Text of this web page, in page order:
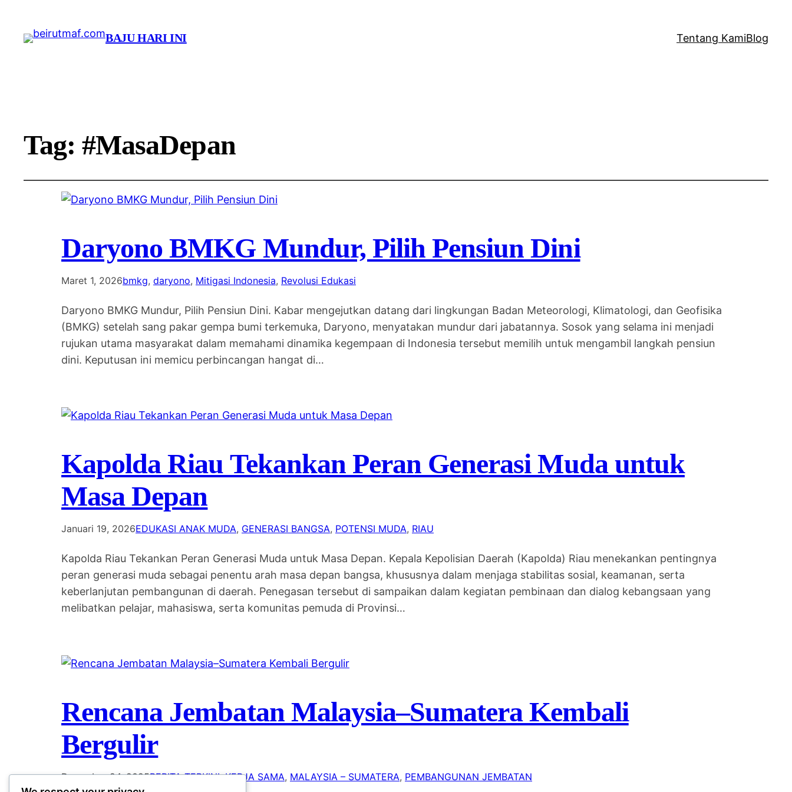
BAJU HARI INI Tentang KamiBlog
Tag:#MasaDepan
Daryono BMKG Mundur, Pilih Pensiun Dini
Maret 1, 2026bmkg, daryono, Mitigasi Indonesia, Revolusi Edukasi
Daryono BMKG Mundur, Pilih Pensiun Dini. Kabar mengejutkan datang dari lingkungan Badan Meteorologi, Klimatologi, dan Geofisika
(BMKG) setelah sang pakar gempa bumi terkemuka, Daryono, menyatakan mundur dari jabatannya. Sosok yang selama ini menjadi
rujukan utama masyarakat dalam memahami dinamika kegempaan di Indonesia tersebut memilih untuk mengambil langkah pensiun
dini. Keputusan ini memicu perbincangan hangat di…
Kapolda Riau Tekankan Peran Generasi Muda untuk
Masa Depan
Januari 19, 2026EDUKASI ANAK MUDA, GENERASI BANGSA, POTENSI MUDA, RIAU
Kapolda Riau Tekankan Peran Generasi Muda untuk Masa Depan. Kepala Kepolisian Daerah (Kapolda) Riau menekankan pentingnya
peran generasi muda sebagai penentu arah masa depan bangsa, khususnya dalam menjaga stabilitas sosial, keamanan, serta
keberlanjutan pembangunan di daerah. Penegasan tersebut di sampaikan dalam kegiatan pembinaan dan dialog kebangsaan yang
melibatkan pelajar, mahasiswa, serta komunitas pemuda di Provinsi…
Rencana Jembatan Malaysia–Sumatera Kembali
Bergulir
Desember 24, 2025BERITA TERKINI, KERJA SAMA, MALAYSIA – SUMATERA, PEMBANGUNAN JEMBATAN